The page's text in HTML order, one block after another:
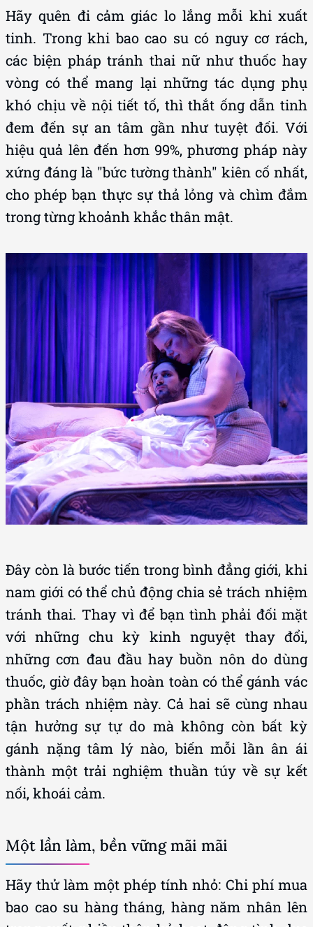
Hãy quên đi cảm giác lo lắng mỗi khi xuất
tinh. Trong khi bao cao su có nguy cơ rách,
các biện pháp tránh thai nữ như thuốc hay
vòng có thể mang lại những tác dụng phụ
khó chịu về nội tiết tố, thì thắt ống dẫn tinh
đem đến sự an tâm gần như tuyệt đối. Với
hiệu quả lên đến hơn 99%, phương pháp này
xứng đáng là "bức tường thành" kiên cố nhất,
cho phép bạn thực sự thả lỏng và chìm đắm
trong từng khoảnh khắc thân mật.
Đây còn là bước tiến trong bình đẳng giới, khi
nam giới có thể chủ động chia sẻ trách nhiệm
tránh thai. Thay vì để bạn tình phải đối mặt
với những chu kỳ kinh nguyệt thay đổi,
những cơn đau đầu hay buồn nôn do dùng
thuốc, giờ đây bạn hoàn toàn có thể gánh vác
phần trách nhiệm này. Cả hai sẽ cùng nhau
tận hưởng sự tự do mà không còn bất kỳ
gánh nặng tâm lý nào, biến mỗi lần ân ái
thành một trải nghiệm thuần túy về sự kết
nối, khoái cảm.
Một lần làm, bền vững mãi mãi
Hãy thử làm một phép tính nhỏ: Chi phí mua
bao cao su hàng tháng, hàng năm nhân lên